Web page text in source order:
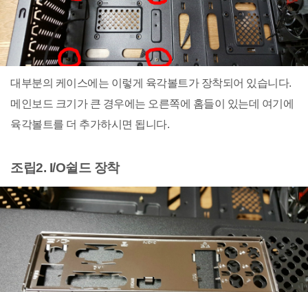
대부분의 케이스에는 이렇게 육각볼트가 장착되어 있습니다.
메인보드 크기가 큰 경우에는 오른쪽에 홈들이 있는데 여기에
육각볼트를 더 추가하시면 됩니다.
조립2. I/O쉴드 장착